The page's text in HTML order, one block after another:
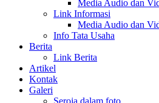
Media Audio dan
Link Informasi
Media Audio dan
Info Tata Usaha
Berita
Link Berita
Artikel
Kontak
Galeri
Seroja dalam foto